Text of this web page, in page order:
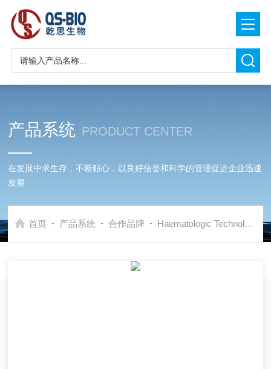
产品系统 PRODUCT CENTER
在发展中求生存，不断贴心，以良好信誉和科学的管理促进企业迅速
发展
首页 - 产品系统 - 合作品牌 - Haematologic Technologies